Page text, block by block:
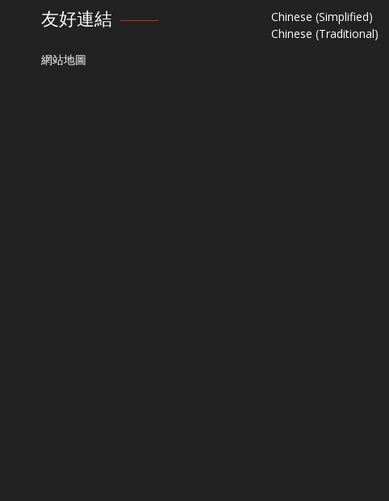
友好連結
網站地圖
Chinese (Simplified)
Chinese (Traditional)